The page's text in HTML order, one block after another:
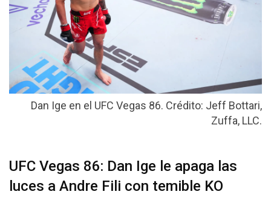
Dan Ige en el UFC Vegas 86. Crédito: Jeff Bottari,
Zuffa, LLC.
UFC Vegas 86: Dan Ige le apaga las
luces a Andre Fili con temible KO